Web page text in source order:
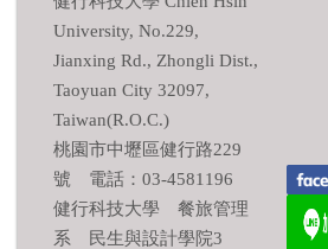
University, No.229,
Jianxing Rd., Zhongli Dist.,
Taoyuan City 32097,
Taiwan(R.O.C.)
桃園市中壢區健行路229
號 電話：03-4581196
健行科技大學 餐旅管理
系 民生與設計學院3